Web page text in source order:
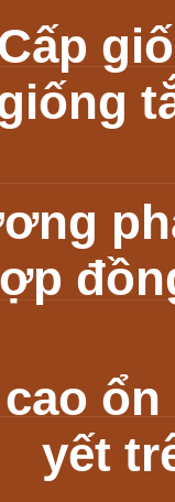
ợp
yết